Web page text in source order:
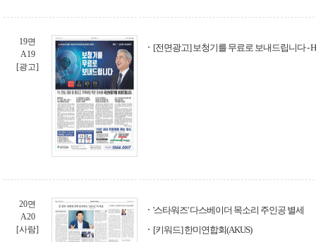
19면
A19
[광고]
[전면광고] 보청기를 무료로 보내드립니다 -
20면
A20
[사람]
'스타워즈' 다스베이더 목소리 주인공 별세
[키워드] 한미연합회(AKUS)